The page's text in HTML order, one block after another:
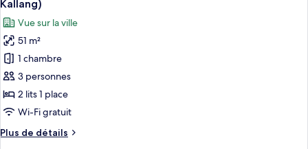
et
1
canapé-
lit
Chambre
Majestueuse,
très
grand
lit
canapé-
les
photos
pour
ce
type
de
chambre :
Room,
Kallang)
Vue sur la ville
51 m²
1 chambre
3 personnes
2 lits 1 place
Wi-Fi gratuit
Plus de détails
Plus